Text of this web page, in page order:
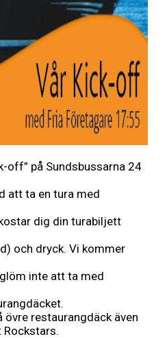
off” på Sundsbussarna 24
att ta en tura med
dig din turabiljett
och dryck. Vi kommer
inte att ta med
övre restaurangdäck även
Rockstars.